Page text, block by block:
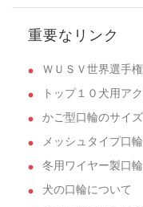
重要なリンク
ＷＵＳＶ世界選手
トップ１０犬用ア
かご型口輪のサイズ
メッシュタイプ口
冬用ワイヤー製口
犬の口輪について